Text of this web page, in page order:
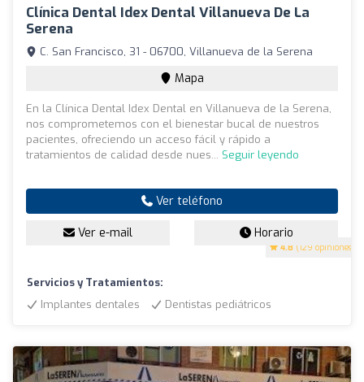
Clínica Dental Idex Dental Villanueva De La
Serena
4.8 (129 opiniones)
C. San Francisco, 31 - 06700, Villanueva de la Serena
Mapa
En la Clínica Dental Idex Dental en Villanueva de la Serena,
nos comprometemos con el bienestar bucal de nuestros
pacientes, ofreciendo un acceso fácil y rápido a
tratamientos de calidad desde nues... Seguir leyendo
Ver teléfono
Ver e-mail Horario
Servicios y Tratamientos:
Implantes dentales
Dentistas pediátricos